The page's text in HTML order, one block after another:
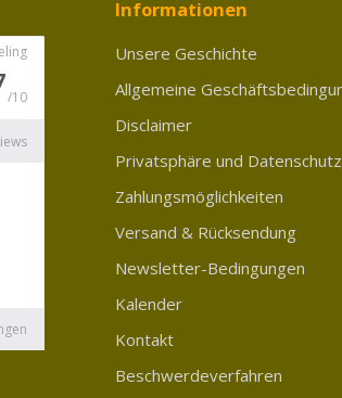
Informationen
Unsere Geschichte
Allgemeine
Disclaimer
Privatsphäre und Datenschutz
Zahlungsmöglichkeiten
Versand & Rücksendung
Newsletter-Bedingungen
Kalender
Kontakt
Beschwerdeverfahren